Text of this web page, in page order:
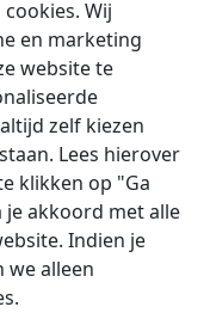
Wij
en marketing
website te
zelf kiezen
Lees hierover
klikken op "Ga
akkoord met alle
Indien je
we alleen